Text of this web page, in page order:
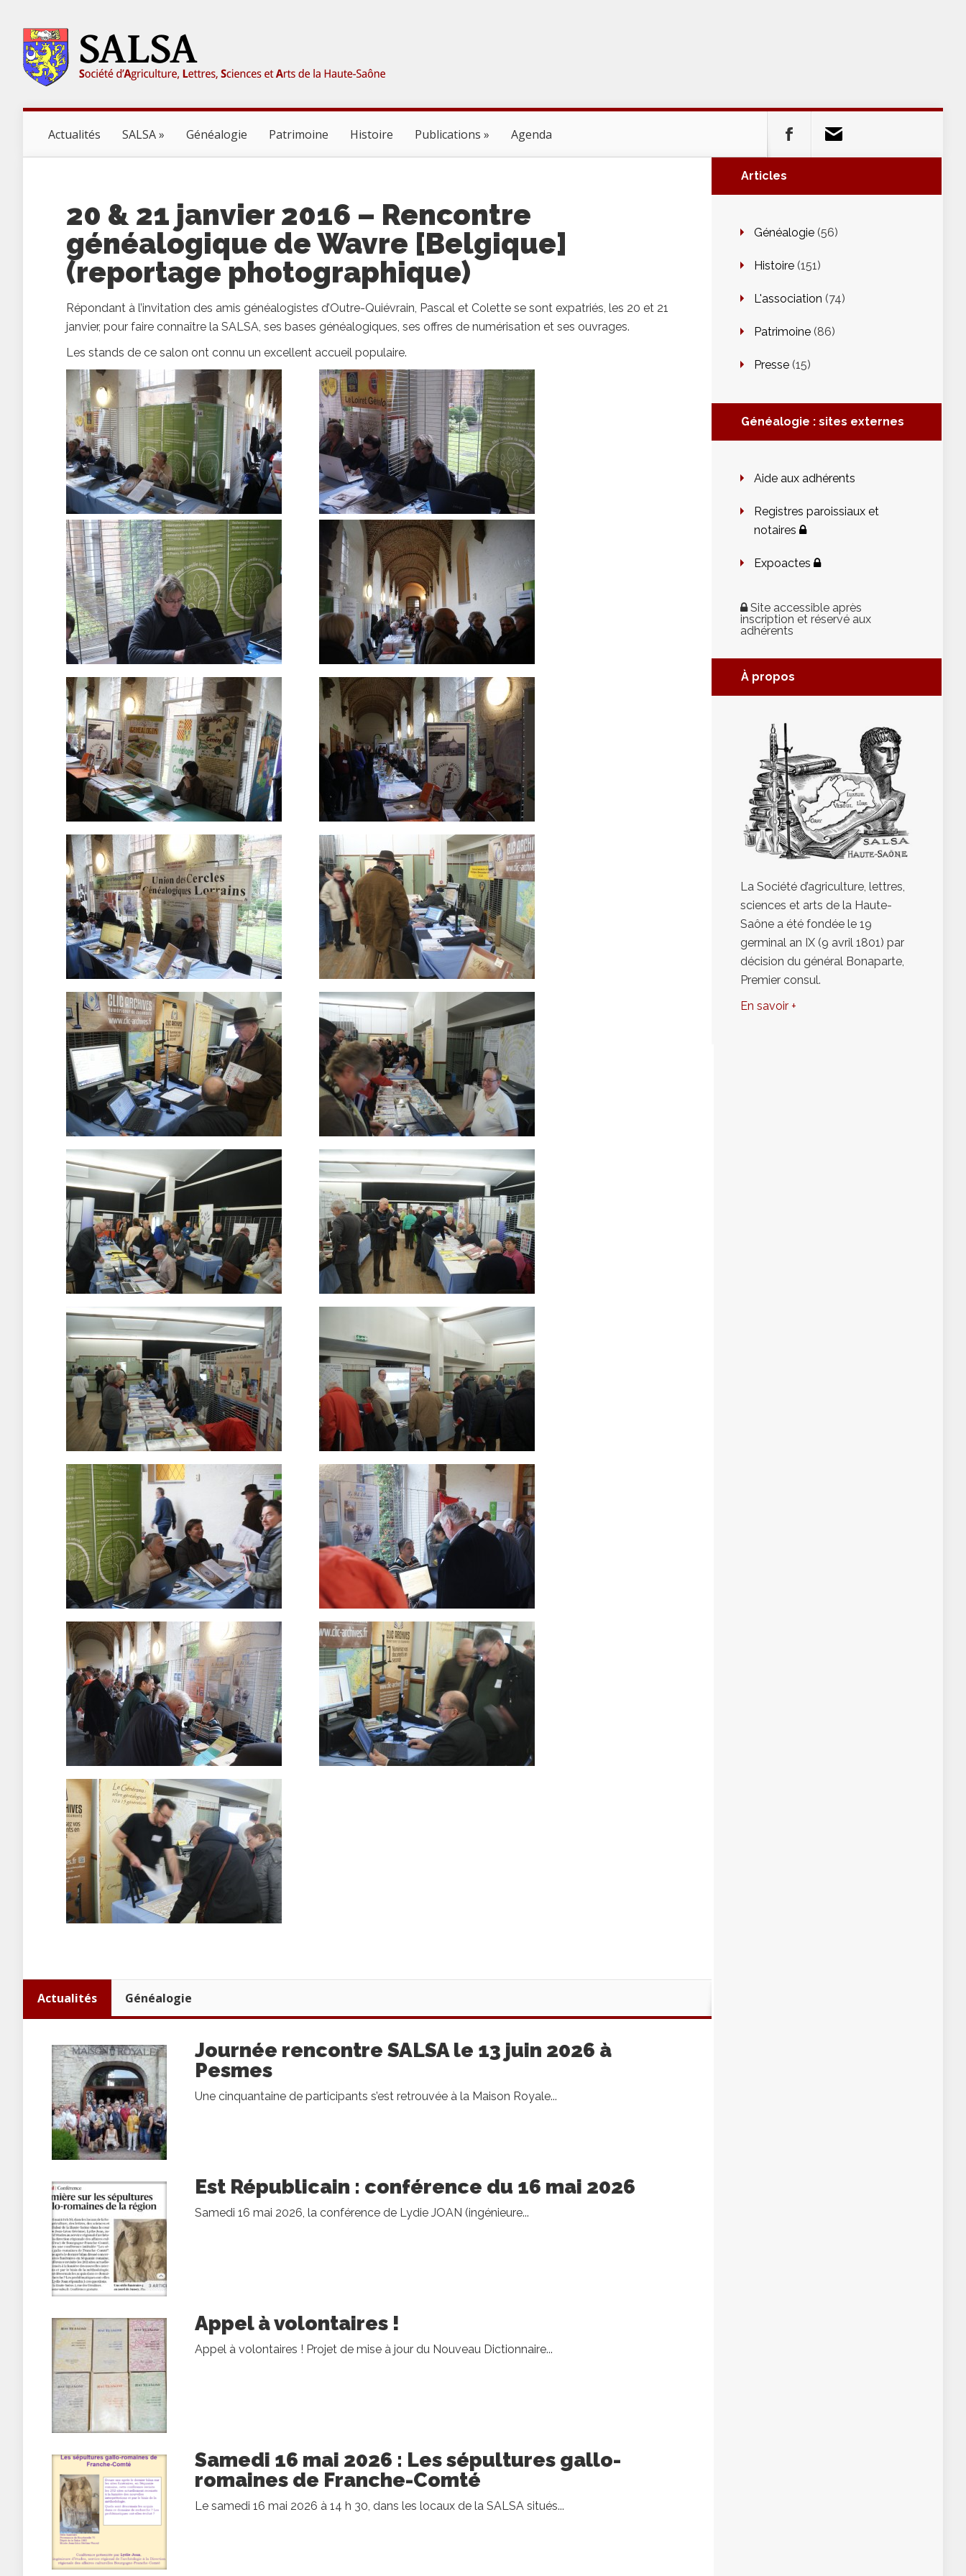
Actualités SALSA Généalogie Patrimoine Histoire Publications Agenda
20 & 21 janvier 2016 – Rencontre
généalogique de Wavre [Belgique]
(reportage photographique)
Répondant à l’invitation des amis généalogistes d’Outre-Quiévrain, Pascal et Colette se sont expatriés, les 20 et 21
janvier, pour faire connaître la SALSA, ses bases généalogiques, ses offres de numérisation et ses ouvrages.
Les stands de ce salon ont connu un excellent accueil populaire.
Actualités Généalogie
Journée rencontre SALSA le 13 juin 2026 à
Pesmes
Une cinquantaine de participants s’est retrouvée à la Maison Royale...
Est Républicain : conférence du 16 mai 2026
Samedi 16 mai 2026, la conférence de Lydie JOAN (ingénieure...
Appel à volontaires !
Appel à volontaires ! Projet de mise à jour du Nouveau Dictionnaire...
Samedi 16 mai 2026 : Les sépultures gallo-
romaines de Franche-Comté
Le samedi 16 mai 2026 à 14 h 30, dans les locaux de la SALSA situés...
Articles
Généalogie (56)
Histoire (151)
L'association (74)
Patrimoine (86)
Presse (15)
Généalogie : sites externes
Aide aux adhérents
Registres paroissiaux et
notaires
Expoactes
Site accessible après
inscription et réservé aux
adhérents
À propos
La Société d’agriculture, lettres,
sciences et arts de la Haute-
Saône a été fondée le 19
germinal an IX (9 avril 1801) par
décision du général Bonaparte,
Premier consul.
En savoir +